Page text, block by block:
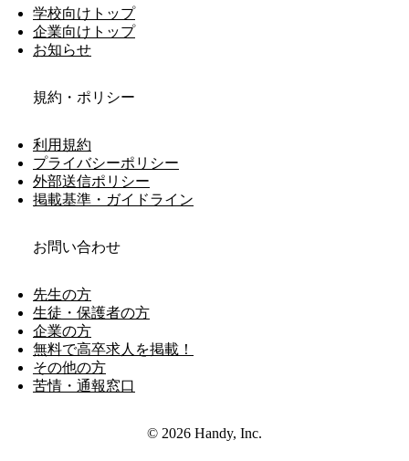
学校向けトップ
企業向けトップ
お知らせ
規約・ポリシー
利用規約
プライバシーポリシー
外部送信ポリシー
掲載基準・ガイドライン
お問い合わせ
先生の方
生徒・保護者の方
企業の方
無料で高卒求人を掲載！
その他の方
苦情・通報窓口
© 2026 Handy, Inc.